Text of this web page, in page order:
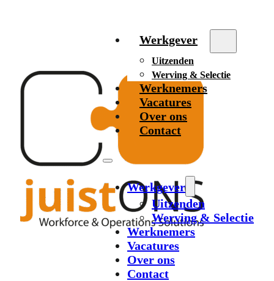
Werkgever
Uitzenden
Werving & Selectie
Werknemers
Vacatures
Over ons
Contact
Werkgever
Uitzenden
Werving & Selectie
Werknemers
Vacatures
Over ons
Contact